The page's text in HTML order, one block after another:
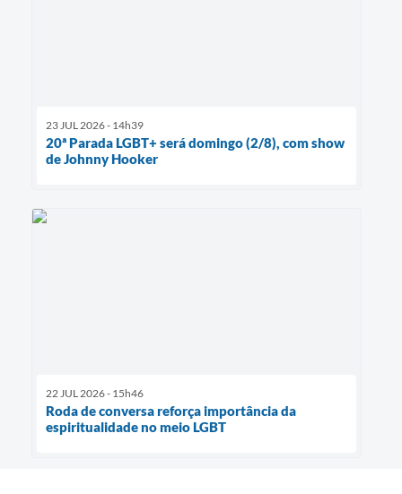
23 JUL 2026 - 14h39
20ª Parada LGBT+ será domingo (2/8), com show
de Johnny Hooker
22 JUL 2026 - 15h46
Roda de conversa reforça importância da
espiritualidade no meio LGBT